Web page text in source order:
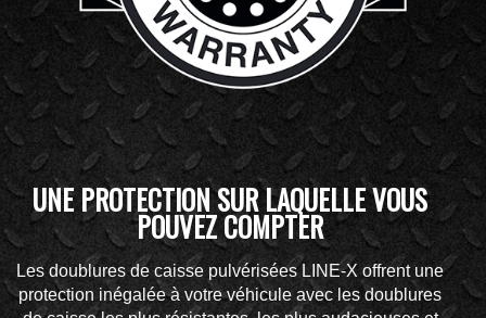
UNE PROTECTION SUR LAQUELLE VOUS
POUVEZ COMPTER
Les doublures de caisse pulvérisées LINE-X offrent une
protection inégalée à votre véhicule avec les doublures